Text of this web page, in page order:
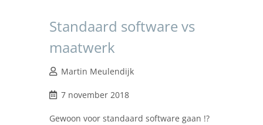
Standaard software vs
maatwerk
Martin Meulendijk
7 november 2018
Gewoon voor standaard software gaan !?